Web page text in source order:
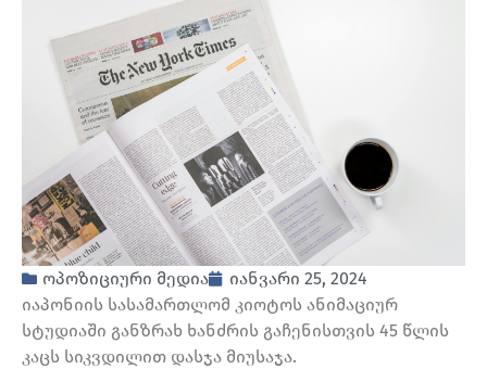
ოპოზიციური მედია
იანვარი 25, 2024
იაპონიის სასამართლომ კიოტოს ანიმაციურ
სტუდიაში განზრახ ხანძრის გაჩენისთვის 45 წლის
კაცს სიკვდილით დასჯა მიუსაჯა.